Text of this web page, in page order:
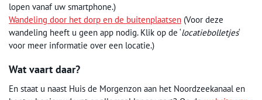
lopen vanaf uw smartphone.)
Wandeling door het dorp en de buitenplaatsen (Voor deze
wandeling heeft u geen app nodig. Klik op de ‘locatiebolletjes‘
voor meer informatie over een locatie.)
Wat vaart daar?
En staat u naast Huis de Morgenzon aan het Noordzeekanaal en